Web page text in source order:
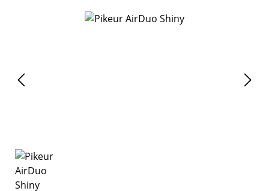
Bildergalerie überspringen